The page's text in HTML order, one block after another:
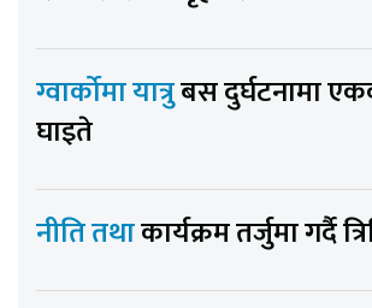
ग्वार्कोमा यात्रुबस दुर्घटनामा
घाइते
नीति तथाकार्यक्रम तर्जुमा गर्दै